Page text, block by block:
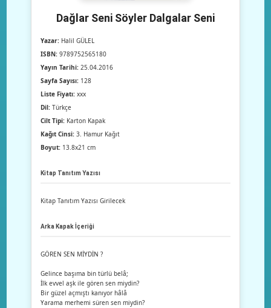
Dağlar Seni Söyler Dalgalar Seni
Yazar: Halil GÜLEL
ISBN: 9789752565180
Yayın Tarihi: 25.04.2016
Sayfa Sayısı: 128
Liste Fiyatı: xxx
Dil: Türkçe
Cilt Tipi: Karton Kapak
Kağıt Cinsi: 3. Hamur Kağıt
Boyut: 13.8x21 cm
Kitap Tanıtım Yazısı
Kitap Tanıtım Yazısı Girilecek
Arka Kapak İçeriği
GÖREN SEN MİYDİN ?
Gelince başıma bin türlü belâ;
İlk evvel aşk ile gören sen miydin?
Bir güzel açmıştı kanıyor hâlâ
Yarama merhemi süren sen miydin?